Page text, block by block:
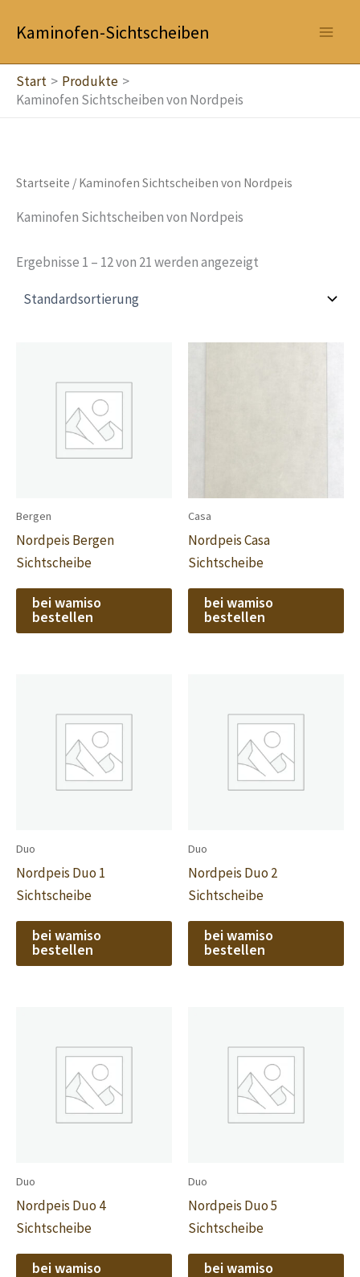
InhaltKaminofen-Sichtscheiben
Start
Produkte
Kaminofen Sichtscheiben von Nordpeis
Startseite / Kaminofen Sichtscheiben von Nordpeis
Kaminofen Sichtscheiben von Nordpeis
Ergebnisse 1 – 12 von 21 werden angezeigt
Bergen
Nordpeis Bergen
Sichtscheibe
bei wamiso
bestellen
Casa
Nordpeis Casa
Sichtscheibe
bei wamiso
bestellen
Duo
Nordpeis Duo 1
Sichtscheibe
bei wamiso
bestellen
Duo
Nordpeis Duo 2
Sichtscheibe
bei wamiso
bestellen
Duo
Nordpeis Duo 4
Sichtscheibe
bei wamiso
Duo
Nordpeis Duo 5
Sichtscheibe
bei wamiso